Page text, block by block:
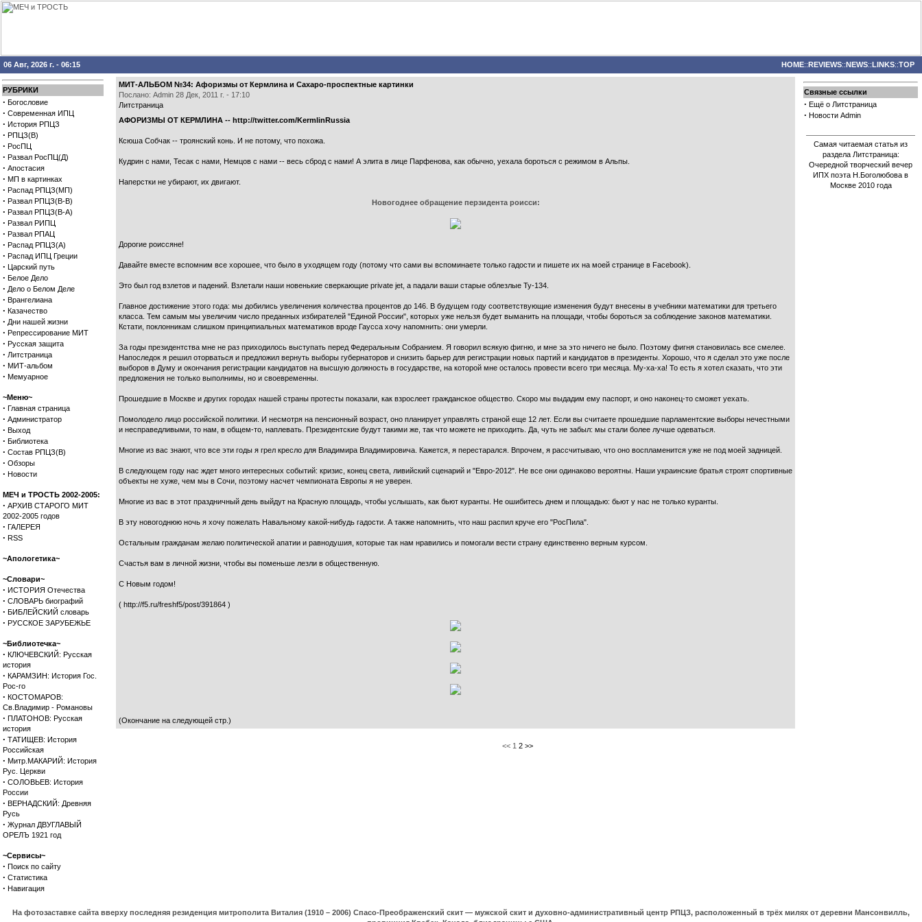
06 Авг, 2026 г. - 06:15 HOME::REVIEWS::NEWS::LINKS::TOP
РУБРИКИ
· Богословие
· Современная ИПЦ
· История РПЦЗ
· РПЦЗ(В)
· РосПЦ
· Развал РосПЦ(Д)
· Апостасия
· МП в картинках
· Распад РПЦЗ(МП)
· Развал РПЦЗ(В-В)
· Развал РПЦЗ(В-А)
· Развал РИПЦ
· Развал РПАЦ
· Распад РПЦЗ(А)
· Распад ИПЦ Греции
· Царский путь
· Белое Дело
· Дело о Белом Деле
· Врангелиана
· Казачество
· Дни нашей жизни
· Репрессирование МИТ
· Русская защита
· Литстраница
· МИТ-альбом
· Мемуарное
~Меню~
· Главная страница
· Администратор
· Выход
· Библиотека
· Состав РПЦЗ(В)
· Обзоры
· Новости
МЕЧ и ТРОСТЬ 2002-2005:
· АРХИВ СТАРОГО МИТ
2002-2005 годов
· ГАЛЕРЕЯ
· RSS
~Апологетика~
~Словари~
· ИСТОРИЯ Отечества
· СЛОВАРЬ биографий
· БИБЛЕЙСКИЙ словарь
· РУССКОЕ ЗАРУБЕЖЬЕ
~Библиотечка~
· КЛЮЧЕВСКИЙ: Русская
история
· КАРАМЗИН: История Гос.
Рос-го
· КОСТОМАРОВ:
Св.Владимир - Романовы
· ПЛАТОНОВ: Русская
история
· ТАТИЩЕВ: История
Российская
· Митр.МАКАРИЙ: История
Рус. Церкви
· СОЛОВЬЕВ: История
России
· ВЕРНАДСКИЙ: Древняя
Русь
· Журнал ДВУГЛАВЫЙ
ОРЕЛЪ 1921 год
~Сервисы~
· Поиск по сайту
· Статистика
· Навигация
МИТ-АЛЬБОМ №34: Афоризмы от Кермлина и Сахаро-проспектные картинки
Послано: Admin 28 Дек, 2011 г. - 17:10
Литстраница
АФОРИЗМЫ ОТ КЕРМЛИНА -- http://twitter.com/KermlinRussia
Ксюша Собчак -- троянский конь. И не потому, что похожа.
Кудрин с нами, Тесак с нами, Немцов с нами -- весь сброд с нами! А элита в лице Парфенова, как обычно, уехала бороться с режимом в Альпы.
Наперстки не убирают, их двигают.
Новогоднее обращение перзидента роисси:
Дорогие роиссяне!
Давайте вместе вспомним все хорошее, что было в уходящем году (потому что сами вы вспоминаете только гадости и пишете их на моей странице в Facebook).
Это был год взлетов и падений. Взлетали наши новенькие сверкающие private jet, а падали ваши старые облезлые Ту-134.
Главное достижение этого года: мы добились увеличения количества процентов до 146. В будущем году соответствующие изменения будут внесены в учебники математики для третьего
класса. Тем самым мы увеличим число преданных избирателей "Единой России", которых уже нельзя будет выманить на площади, чтобы бороться за соблюдение законов математики.
Кстати, поклонникам слишком принципиальных математиков вроде Гаусса хочу напомнить: они умерли.
За годы президентства мне не раз приходилось выступать перед Федеральным Собранием. Я говорил всякую фигню, и мне за это ничего не было. Поэтому фигня становилась все смелее.
Напоследок я решил оторваться и предложил вернуть выборы губернаторов и снизить барьер для регистрации новых партий и кандидатов в президенты. Хорошо, что я сделал это уже после
выборов в Думу и окончания регистрации кандидатов на высшую должность в государстве, на которой мне осталось провести всего три месяца. Му-ха-ха! То есть я хотел сказать, что эти
предложения не только выполнимы, но и своевременны.
Прошедшие в Москве и других городах нашей страны протесты показали, как взрослеет гражданское общество. Скоро мы выдадим ему паспорт, и оно наконец-то сможет уехать.
Помолодело лицо российской политики. И несмотря на пенсионный возраст, оно планирует управлять страной еще 12 лет. Если вы считаете прошедшие парламентские выборы нечестными
и несправедливыми, то нам, в общем-то, наплевать. Президентские будут такими же, так что можете не приходить. Да, чуть не забыл: мы стали более лучше одеваться.
Многие из вас знают, что все эти годы я грел кресло для Владимира Владимировича. Кажется, я перестарался. Впрочем, я рассчитываю, что оно воспламенится уже не под моей задницей.
В следующем году нас ждет много интересных событий: кризис, конец света, ливийский сценарий и "Евро-2012". Не все они одинаково вероятны. Наши украинские братья строят спортивные
объекты не хуже, чем мы в Сочи, поэтому насчет чемпионата Европы я не уверен.
Многие из вас в этот праздничный день выйдут на Красную площадь, чтобы услышать, как бьют куранты. Не ошибитесь днем и площадью: бьют у нас не только куранты.
В эту новогоднюю ночь я хочу пожелать Навальному какой-нибудь гадости. А также напомнить, что наш распил круче его "РосПила".
Остальным гражданам желаю политической апатии и равнодушия, которые так нам нравились и помогали вести страну единственно верным курсом.
Счастья вам в личной жизни, чтобы вы поменьше лезли в общественную.
С Новым годом!
( http://f5.ru/freshf5/post/391864 )
(Окончание на следующей стр.)
Связные ссылки
· Ещё о Литстраница
· Новости Admin
Самая читаемая статья из
раздела Литстраница:
Очередной творческий вечер
ИПХ поэта Н.Боголюбова в
Москве 2010 года
<< 1 2 >>
На фотозаставке сайта вверху последняя резиденция митрополита Виталия (1910 – 2006) Спасо-Преображенский скит — мужской скит и духовно-административный центр РПЦЗ, расположенный в трёх милях от деревни Мансонвилль,